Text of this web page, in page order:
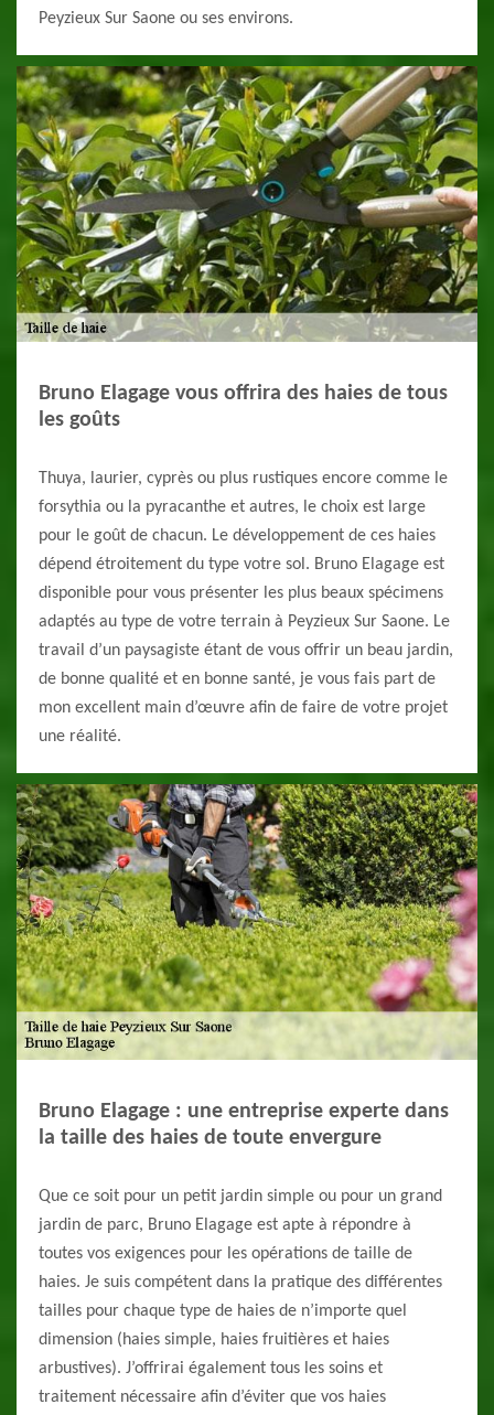
Peyzieux Sur Saone ou ses environs.
Bruno Elagage vous offrira des haies de tous
les goûts
Thuya, laurier, cyprès ou plus rustiques encore comme le
forsythia ou la pyracanthe et autres, le choix est large
pour le goût de chacun. Le développement de ces haies
dépend étroitement du type votre sol. Bruno Elagage est
disponible pour vous présenter les plus beaux spécimens
adaptés au type de votre terrain à Peyzieux Sur Saone. Le
travail d’un paysagiste étant de vous offrir un beau jardin,
de bonne qualité et en bonne santé, je vous fais part de
mon excellent main d’œuvre afin de faire de votre projet
une réalité.
Bruno Elagage : une entreprise experte dans
la taille des haies de toute envergure
Que ce soit pour un petit jardin simple ou pour un grand
jardin de parc, Bruno Elagage est apte à répondre à
toutes vos exigences pour les opérations de taille de
haies. Je suis compétent dans la pratique des différentes
tailles pour chaque type de haies de n’importe quel
dimension (haies simple, haies fruitières et haies
arbustives). J’offrirai également tous les soins et
traitement nécessaire afin d’éviter que vos haies